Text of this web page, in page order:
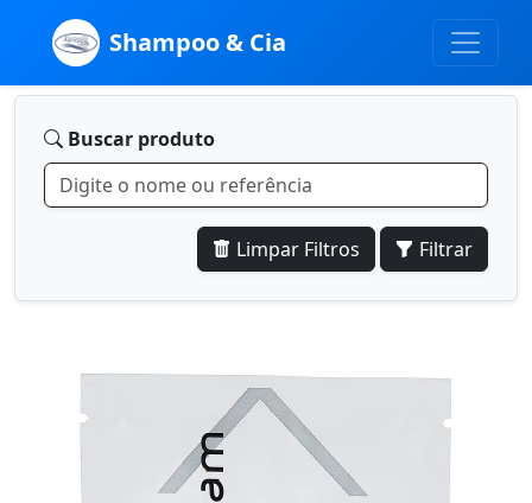
Shampoo & Cia
Buscar produto
Limpar Filtros Filtrar